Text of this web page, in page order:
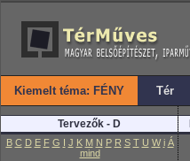
Kiemelt téma: FÉNY Tér
Tervezők - D
B C D E F G I J K M N P R S T U W i Á
mind